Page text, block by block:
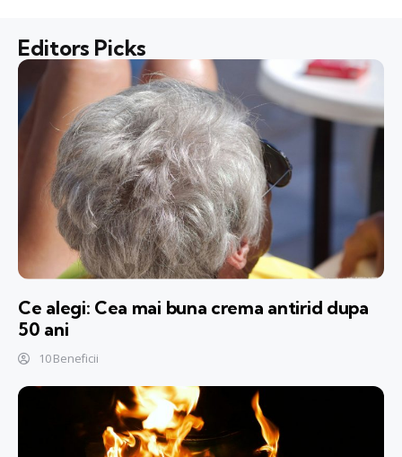
Editors Picks
Ce alegi: Cea mai buna crema antirid dupa
50 ani
10 Beneficii